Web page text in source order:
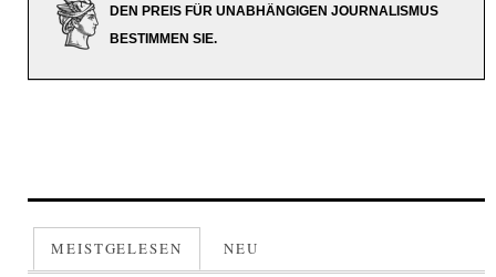
DEN PREIS FÜR UNABHÄNGIGEN JOURNALISMUS
BESTIMMEN SIE.
MEISTGELESEN NEU